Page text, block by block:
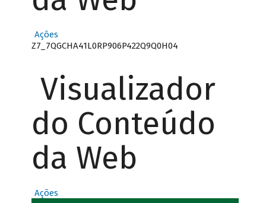
Ações
Z7_7QGCHA41L0RP906P422Q9Q0H04
Visualizador
do Conteúdo
da Web
Ações